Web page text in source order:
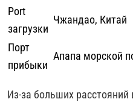
Port
загрузки
Чжандао, Китай
Порт
прибыки
Апапа морской
Из-за больших расстояний